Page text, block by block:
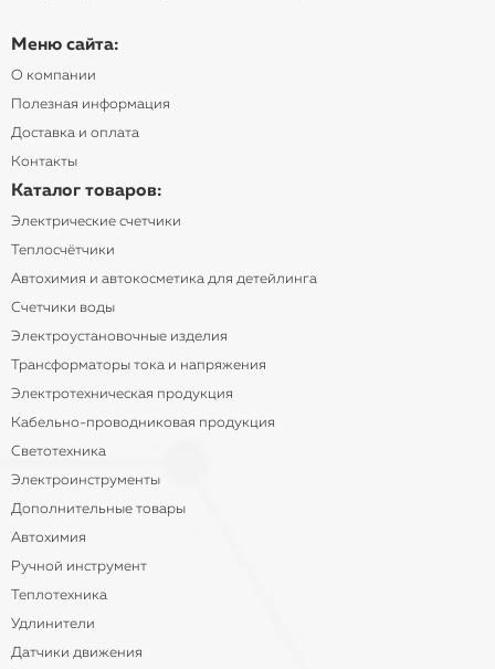
Меню сайта:
О компании
Полезная информация
Доставка и оплата
Контакты
Каталог товаров:
Электрические счетчики
Теплосчётчики
Автохимия и автокосметика для детейлинга
Счетчики воды
Электроустановочные изделия
Трансформаторы тока и напряжения
Электротехническая продукция
Кабельно-проводниковая продукция
Светотехника
Электроинструменты
Дополнительные товары
Автохимия
Ручной инструмент
Теплотехника
Удлинители
Датчики движения